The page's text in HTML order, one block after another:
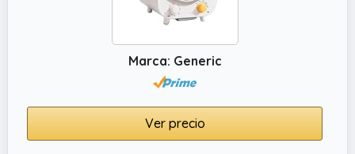
cansados y a veces lentos.
Marca: Generic
Ver precio